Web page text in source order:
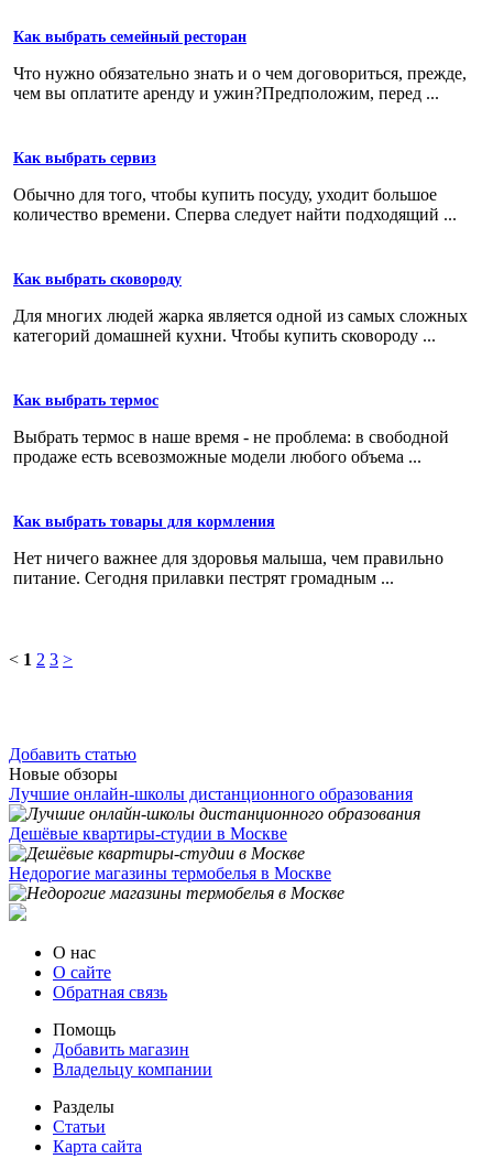
Как выбрать семейный ресторан
Что нужно обязательно знать и о чем договориться, прежде,
чем вы оплатите аренду и ужин?Предположим, перед ...
Как выбрать сервиз
Обычно для того, чтобы купить посуду, уходит большое
количество времени. Сперва следует найти подходящий ...
Как выбрать сковороду
Для многих людей жарка является одной из самых сложных
категорий домашней кухни. Чтобы купить сковороду ...
Как выбрать термос
Выбрать термос в наше время - не проблема: в свободной
продаже есть всевозможные модели любого объема ...
Как выбрать товары для кормления
Нет ничего важнее для здоровья малыша, чем правильно
питание. Сегодня прилавки пестрят громадным ...
< 1 2 3 >
Добавить статью
Новые обзоры
Лучшие онлайн-школы дистанционного образования
Дешёвые квартиры-студии в Москве
Недорогие магазины термобелья в Москве
О нас
О сайте
Обратная связь
Помощь
Добавить магазин
Владельцу компании
Разделы
Статьи
Карта сайта